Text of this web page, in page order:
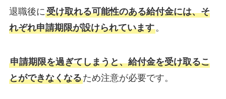
退職後に受け取れる可能性のある給付金には、そ
れぞれ申請期限が設けられています。
申請期限を過ぎてしまうと、給付金を受け取るこ
とができなくなるため注意が必要です。